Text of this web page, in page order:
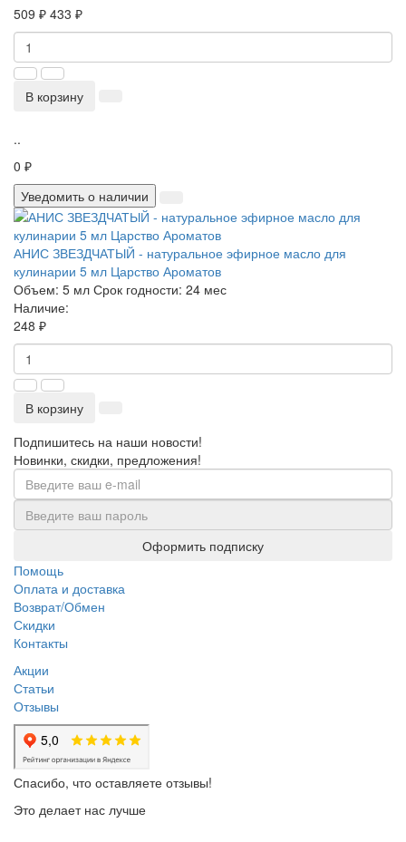
509 ₽ 433 ₽
В корзину
..
0 ₽
Уведомить о наличии
АНИС ЗВЕЗДЧАТЫЙ - натуральное эфирное масло для
кулинарии 5 мл Царство Ароматов
Объем: 5 мл Срок годности: 24 мес
Наличие:
248 ₽
В корзину
Подпишитесь на наши новости!
Новинки, скидки, предложения!
Оформить подписку
Помощь
Оплата и доставка
Возврат/Обмен
Скидки
Контакты
Акции
Статьи
Отзывы
Спасибо, что оставляете отзывы!
Это делает нас лучше